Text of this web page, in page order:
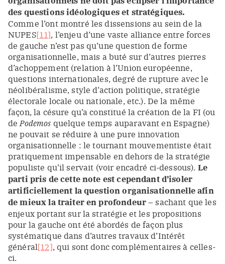
des questions idéologiques et stratégiques.
Comme l’ont montré les dissensions au sein de la
NUPES[11], l’enjeu d’une vaste alliance entre forces
de gauche n’est pas qu’une question de forme
organisationnelle, mais a buté sur d’autres pierres
d’achoppement (relation à l’Union européenne,
questions internationales, degré de rupture avec le
néolibéralisme, style d’action politique, stratégie
électorale locale ou nationale, etc.). De la même
façon, la césure qu’a constitué la création de la FI (ou
de Podemos quelque temps auparavant en Espagne)
ne pouvait se réduire à une pure innovation
organisationnelle : le tournant mouvementiste était
pratiquement impensable en dehors de la stratégie
populiste qu’il servait (voir encadré ci-dessous). Le
parti pris de cette note est cependant d’isoler
artificiellement la question organisationnelle afin
de mieux la traiter en profondeur– sachant que les
enjeux portant sur la stratégie et les propositions
pour la gauche ont été abordés de façon plus
systématique dans d’autres travaux d’Intérêt
général[12], qui sont donc complémentaires à celles-
ci.